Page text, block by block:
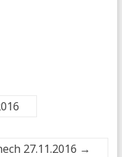
27.11.2016 →